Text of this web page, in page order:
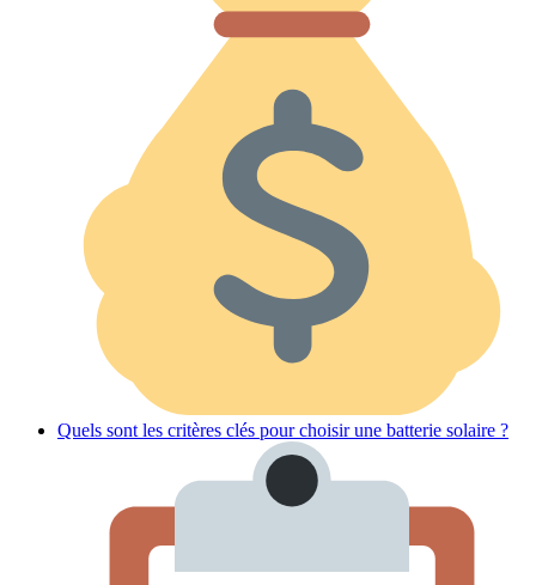
Quels sont les critères clés pour choisir une batterie solaire ?